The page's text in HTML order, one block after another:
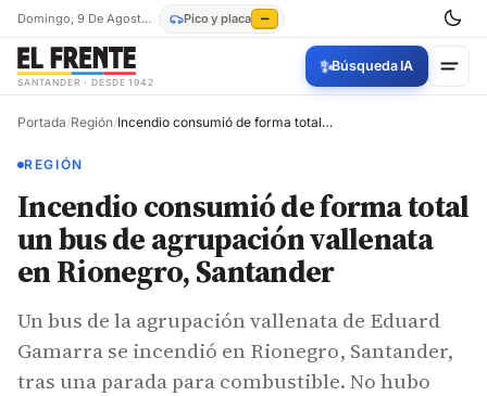
Domingo, 9 De Agosto De 2026 Pico y placa —
SANTANDER · DESDE 1942
✨Búsqueda IA
Portada/Región/ Incendio consumió de forma total un bus de agrupación vallenata en Rionegro, Santander
REGIÓN
Incendio consumió de forma total
un bus de agrupación vallenata
en Rionegro, Santander
Un bus de la agrupación vallenata de Eduard
Gamarra se incendió en Rionegro, Santander,
tras una parada para combustible. No hubo